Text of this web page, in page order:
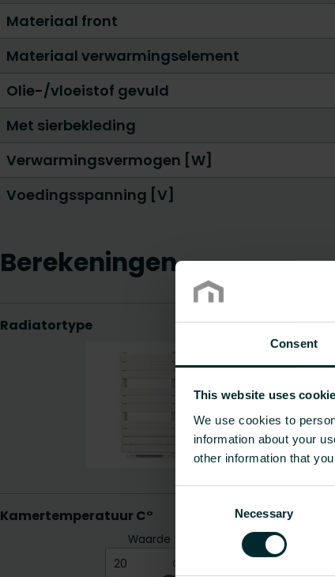
Consent
This website uses
We use cookies to
information about your
other information that
Necessary
Materiaal front
Materiaal verwarmingselement
Olie-/vloeistof gevuld
Met sierbekleding
Verwarmingsvermogen [W]
Voedingsspanning [V]
Berekeningen